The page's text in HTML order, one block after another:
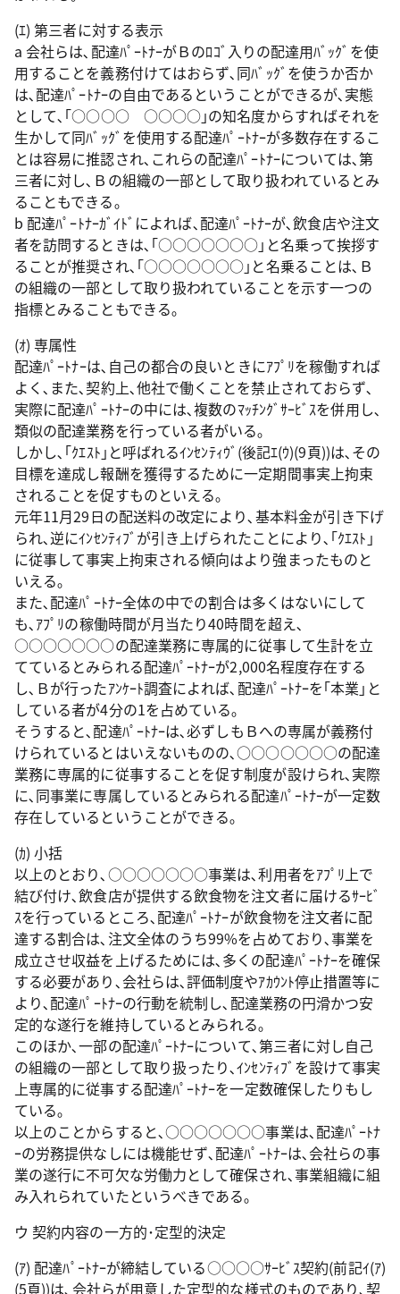
(ｴ) 第三者に対する表示
a 会社らは､配達ﾊﾟｰﾄﾅｰがＢのﾛｺﾞ入りの配達用ﾊﾞｯｸﾞを使
用することを義務付けてはおらず､同ﾊﾞｯｸﾞを使うか否か
は､配達ﾊﾟｰﾄﾅｰの自由であるということができるが､実態
として､｢○○○○ ○○○○｣の知名度からすればそれを
生かして同ﾊﾞｯｸﾞを使用する配達ﾊﾟｰﾄﾅｰが多数存在するこ
とは容易に推認され､これらの配達ﾊﾟｰﾄﾅｰについては､第
三者に対し､Ｂの組織の一部として取り扱われているとみ
ることもできる｡
b 配達ﾊﾟｰﾄﾅｰｶﾞｲﾄﾞによれば､配達ﾊﾟｰﾄﾅｰが､飲食店や注文
者を訪問するときは､｢○○○○○○○｣と名乗って挨拶す
ることが推奨され､｢○○○○○○○｣と名乗ることは､Ｂ
の組織の一部として取り扱われていることを示す一つの
指標とみることもできる｡
(ｵ) 専属性
配達ﾊﾟｰﾄﾅｰは､自己の都合の良いときにｱﾌﾟﾘを稼働すれば
よく､また､契約上､他社で働くことを禁止されておらず､
実際に配達ﾊﾟｰﾄﾅｰの中には､複数のﾏｯﾁﾝｸﾞｻｰﾋﾞｽを併用し､
類似の配達業務を行っている者がいる｡
しかし､｢ｸｴｽﾄ｣と呼ばれるｲﾝｾﾝﾃｨｳﾞ(後記ｴ(ｳ)(9頁))は､その
目標を達成し報酬を獲得するために一定期間事実上拘束
されることを促すものといえる｡
元年11月29日の配送料の改定により､基本料金が引き下げ
られ､逆にｲﾝｾﾝﾃｨﾌﾞが引き上げられたことにより､｢ｸｴｽﾄ｣
に従事して事実上拘束される傾向はより強まったものと
いえる｡
また､配達ﾊﾟｰﾄﾅｰ全体の中での割合は多くはないにして
も､ｱﾌﾟﾘの稼働時間が月当たり40時間を超え､
○○○○○○○の配達業務に専属的に従事して生計を立
てているとみられる配達ﾊﾟｰﾄﾅｰが2,000名程度存在する
し､Ｂが行ったｱﾝｹｰﾄ調査によれば､配達ﾊﾟｰﾄﾅｰを｢本業｣と
している者が4分の1を占めている｡
そうすると､配達ﾊﾟｰﾄﾅｰは､必ずしもＢへの専属が義務付
けられているとはいえないものの､○○○○○○○の配達
業務に専属的に従事することを促す制度が設けられ､実際
に､同事業に専属しているとみられる配達ﾊﾟｰﾄﾅｰが一定数
存在しているということができる｡
(ｶ) 小括
以上のとおり､○○○○○○○事業は､利用者をｱﾌﾟﾘ上で
結び付け､飲食店が提供する飲食物を注文者に届けるｻｰﾋﾞ
ｽを行っているところ､配達ﾊﾟｰﾄﾅｰが飲食物を注文者に配
達する割合は､注文全体のうち99%を占めており､事業を
成立させ収益を上げるためには､多くの配達ﾊﾟｰﾄﾅｰを確保
する必要があり､会社らは､評価制度やｱｶｳﾝﾄ停止措置等に
より､配達ﾊﾟｰﾄﾅｰの行動を統制し､配達業務の円滑かつ安
定的な遂行を維持しているとみられる｡
このほか､一部の配達ﾊﾟｰﾄﾅｰについて､第三者に対し自己
の組織の一部として取り扱ったり､ｲﾝｾﾝﾃｨﾌﾞを設けて事実
上専属的に従事する配達ﾊﾟｰﾄﾅｰを一定数確保したりもし
ている｡
以上のことからすると､○○○○○○○事業は､配達ﾊﾟｰﾄﾅ
ｰの労務提供なしには機能せず､配達ﾊﾟｰﾄﾅｰは､会社らの事
業の遂行に不可欠な労働力として確保され､事業組織に組
み入れられていたというべきである｡
ウ 契約内容の一方的･定型的決定
(ｱ) 配達ﾊﾟｰﾄﾅｰが締結している○○○○ｻｰﾋﾞｽ契約(前記ｲ(ｱ)
(5頁))は､会社らが用意した定型的な様式のものであり､契